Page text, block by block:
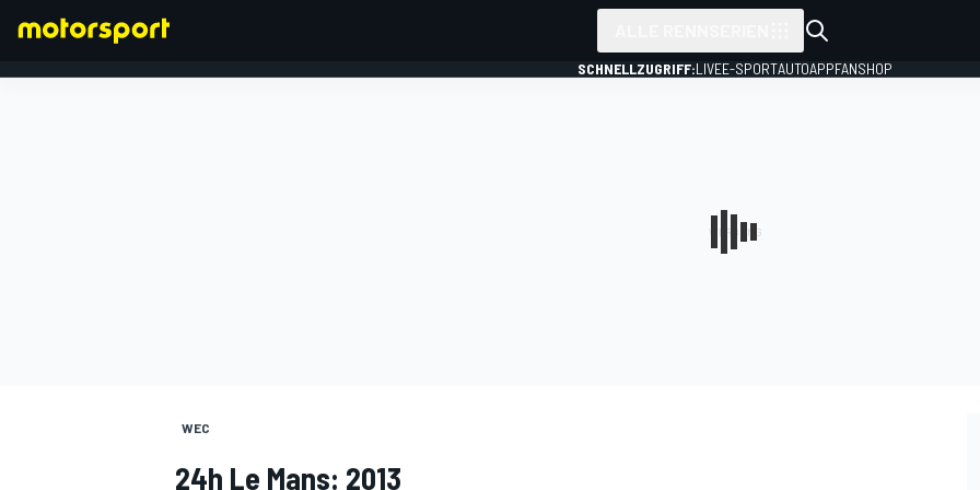
SCHNELLZUGRIFF:LIVEE-SPORTAUTOAPPFANSHOP
WEC
24h Le Mans: 2013